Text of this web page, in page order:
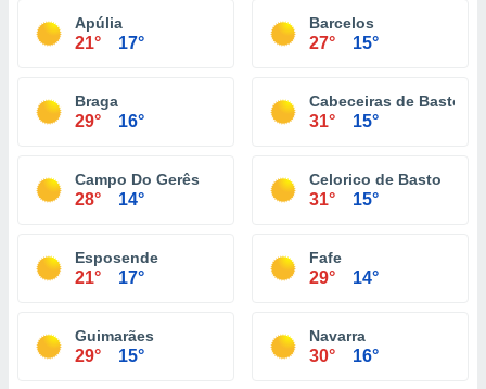
Apúlia
21° 17°
Barcelos
27° 15°
Braga
29° 16°
Cabeceiras de Basto
31° 15°
Campo Do Gerês
28° 14°
Celorico de Basto
31° 15°
Esposende
21° 17°
Fafe
29° 14°
Guimarães
29° 15°
Navarra
30° 16°